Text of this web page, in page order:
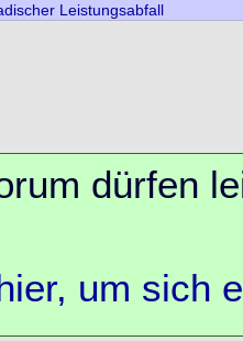
Leistungsabfall
dürfen
um sich